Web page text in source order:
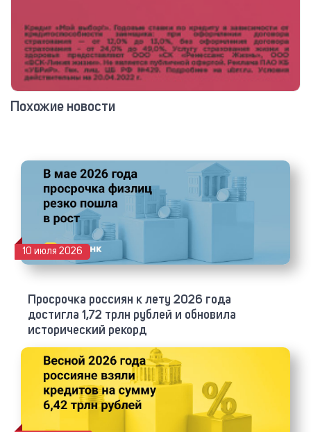
Похожие новости
Просрочка россиян к лету 2026 года
достигла 1,72 трлн рублей и обновила
исторический рекорд
10 июля 2026